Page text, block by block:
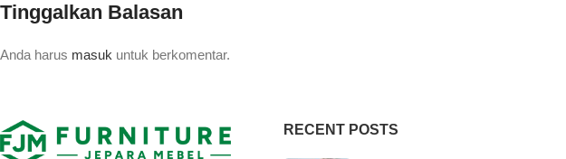
Tinggalkan Balasan
Anda harus masuk untuk berkomentar.
RECENT POSTS